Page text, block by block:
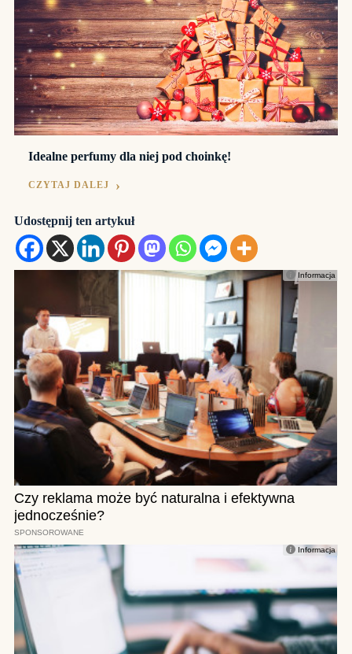
Idealne perfumy dla niej pod choinkę!
CZYTAJ DALEJ
Udostępnij ten artykuł